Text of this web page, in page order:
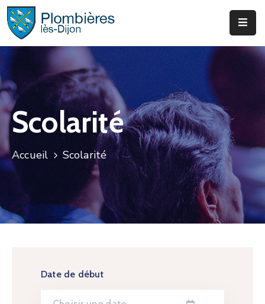
Municipalité
Services
Que
Faire
?
Infos
&
Scolarité
Accueil Scolarité
Date de début